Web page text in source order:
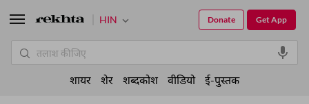
HIN Get App
Donate
शायर शेर शब्दकोश वीडियो ई-पुस्तक